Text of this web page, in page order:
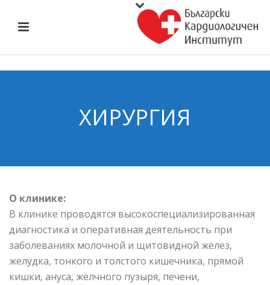
ХИРУРГИЯ
О клинике:
В клинике проводятся высокоспециализированная
диагностика и оперативная деятельность при
заболеваниях молочной и щитовидной желез,
желудка, тонкого и толстого кишечника, прямой
кишки, ануса, желчного пузыря, печени,